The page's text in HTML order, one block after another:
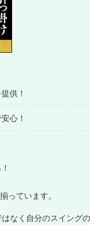
供！
心！
っています。
なく自分のスイング